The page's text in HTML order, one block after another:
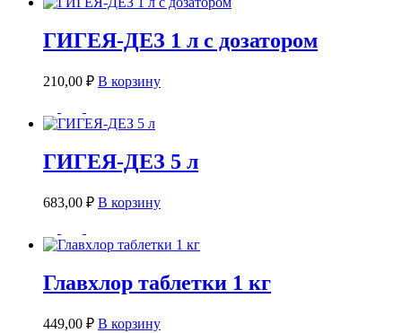
ГИГЕЯ-ДЕЗ 1 л с дозатором
210,00 ₽ В корзину
ГИГЕЯ-ДЕЗ 5 л
683,00 ₽ В корзину
Главхлор таблетки 1 кг
449,00 ₽ В корзину